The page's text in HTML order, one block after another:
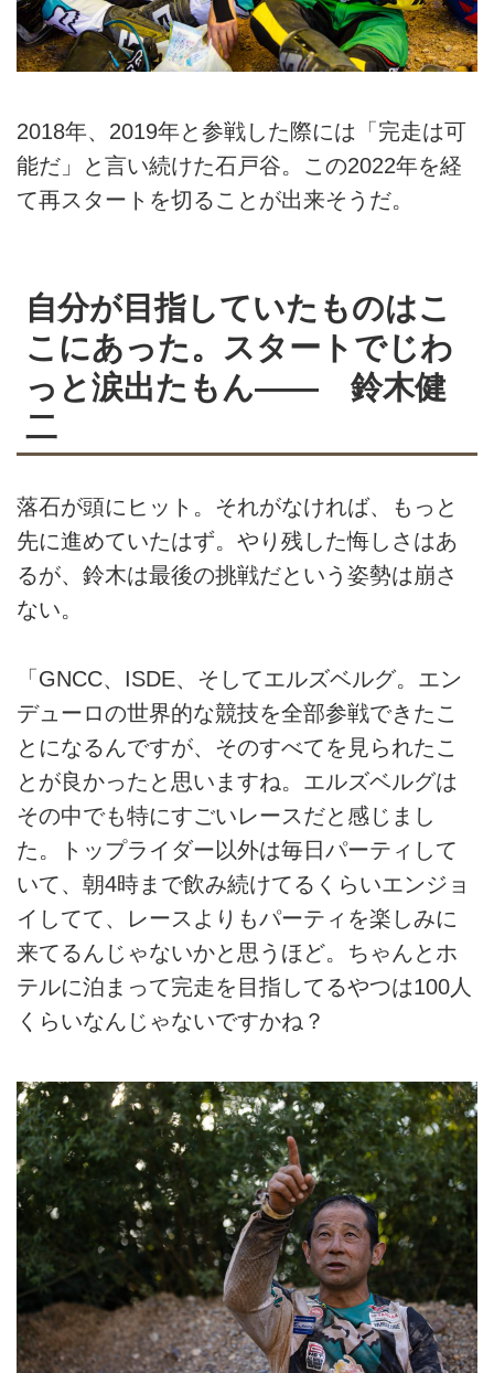
2018年、2019年と参戦した際には「完走は可
能だ」と言い続けた石戸谷。この2022年を経
て再スタートを切ることが出来そうだ。
自分が目指していたものはこ
こにあった。スタートでじわ
っと涙出たもん—― 鈴木健
二
落石が頭にヒット。それがなければ、もっと
先に進めていたはず。やり残した悔しさはあ
るが、鈴木は最後の挑戦だという姿勢は崩さ
ない。
「GNCC、ISDE、そしてエルズベルグ。エン
デューロの世界的な競技を全部参戦できたこ
とになるんですが、そのすべてを見られたこ
とが良かったと思いますね。エルズベルグは
その中でも特にすごいレースだと感じまし
た。トップライダー以外は毎日パーティして
いて、朝4時まで飲み続けてるくらいエンジョ
イしてて、レースよりもパーティを楽しみに
来てるんじゃないかと思うほど。ちゃんとホ
テルに泊まって完走を目指してるやつは100人
くらいなんじゃないですかね？